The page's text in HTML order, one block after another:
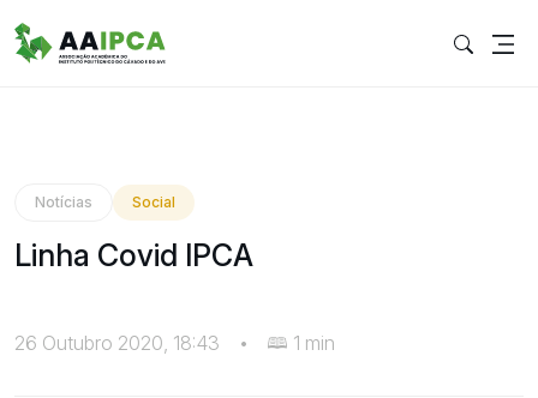
Notícias Social
Linha Covid IPCA
26 Outubro 2020, 18:43 • 1 min